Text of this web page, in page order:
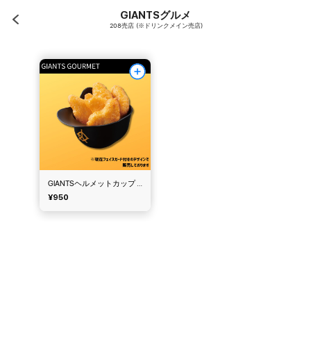
GIANTSグルメ
208売店 (※ドリンクメイン売店)
¥950